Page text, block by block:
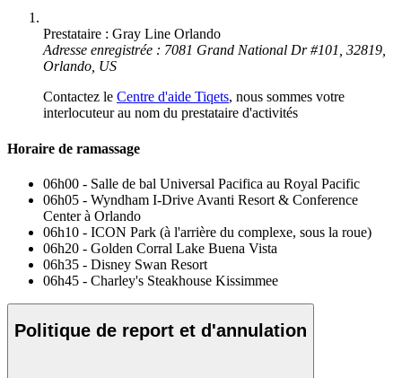
Prestataire : Gray Line Orlando
Adresse enregistrée : 7081 Grand National Dr #101, 32819,
Orlando, US
Contactez le Centre d'aide Tiqets, nous sommes votre
interlocuteur au nom du prestataire d'activités
Horaire de ramassage
06h00 - Salle de bal Universal Pacifica au Royal Pacific
06h05 - Wyndham I-Drive Avanti Resort & Conference
Center à Orlando
06h10 - ICON Park (à l'arrière du complexe, sous la roue)
06h20 - Golden Corral Lake Buena Vista
06h35 - Disney Swan Resort
06h45 - Charley's Steakhouse Kissimmee
Politique de report et d'annulation